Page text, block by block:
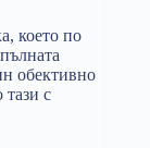
което по
обективно
с